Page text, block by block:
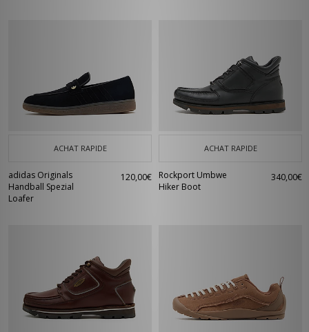
ACHAT RAPIDE
adidas Originals
Handball Spezial
Loafer
120,00€
ACHAT RAPIDE
Rockport Umbwe
Hiker Boot
340,00€